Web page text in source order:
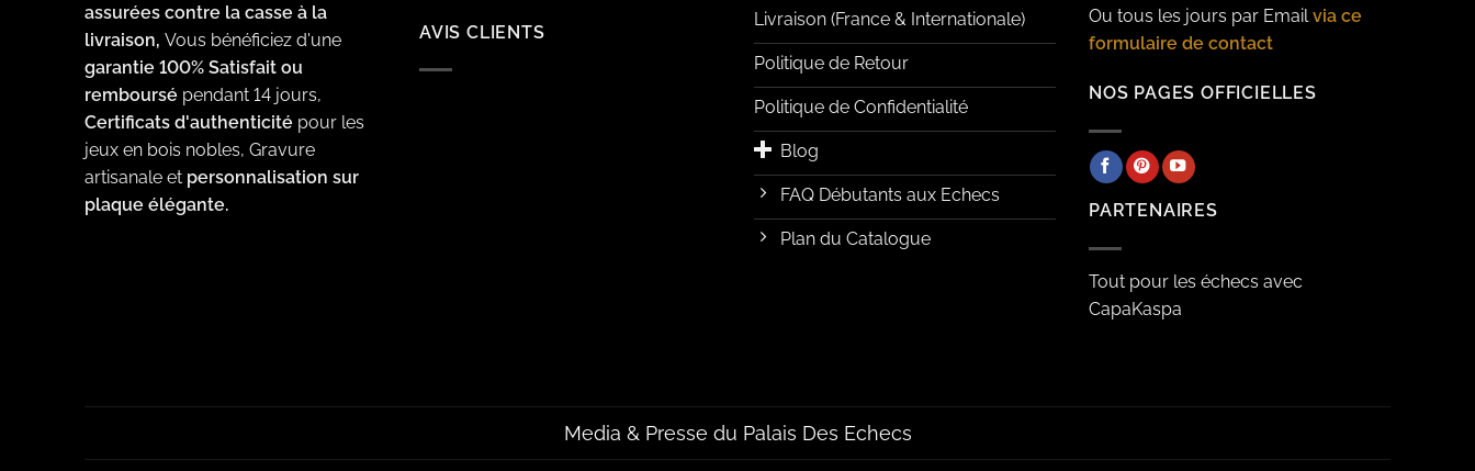
assurées contre la casse à la
livraison, Vous bénéficiez d'une
garantie 100% Satisfait ou
remboursé pendant 14 jours,
Certificats d'authenticité pour les
jeux en bois nobles, Gravure
artisanale et personnalisation sur
plaque élégante.
AVIS CLIENTS
Livraison (France & Internationale)
Politique de Retour
Politique de Confidentialité
Blog
FAQ Débutants aux Echecs
Plan du Catalogue
Ou tous les jours par Email via ce
formulaire de contact
NOS PAGES OFFICIELLES
PARTENAIRES
Tout pour les échecs avec
CapaKaspa
Media & Presse du Palais Des Echecs